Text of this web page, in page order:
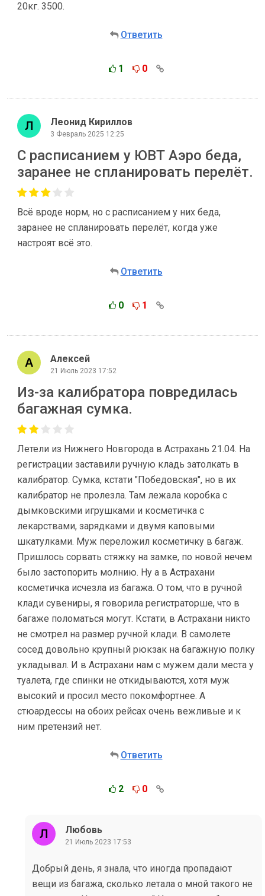
20кг. 3500.
Ответить
1 0
Леонид Кириллов
3 Февраль 2025 12:25
C расписанием у ЮВТ Аэро беда,
заранее не спланировать перелёт.
Всё вроде норм, но с расписанием у них беда,
заранее не спланировать перелёт, когда уже
настроят всё это.
Ответить
0 1
Алексей
21 Июль 2023 17:52
Из-за калибратора повредилась
багажная сумка.
Летели из Нижнего Новгорода в Астрахань 21.04. На
регистрации заставили ручную кладь затолкать в
калибратор. Сумка, кстати "Победовская", но в их
калибратор не пролезла. Там лежала коробка с
дымковскими игрушками и косметичка с
лекарствами, зарядками и двумя каповыми
шкатулками. Муж переложил косметичку в багаж.
Пришлось сорвать стяжку на замке, по новой нечем
было застопорить молнию. Ну а в Астрахани
косметичка исчезла из багажа. О том, что в ручной
клади сувениры, я говорила регистраторше, что в
багаже поломаться могут. Кстати, в Астрахани никто
не смотрел на размер ручной клади. В самолете
сосед довольно крупный рюкзак на багажную полку
укладывал. И в Астрахани нам с мужем дали места у
туалета, где спинки не откидываются, хотя муж
высокий и просил место покомфортнее. А
стюардессы на обоих рейсах очень вежливые и к
ним претензий нет.
Ответить
2 0
Любовь
21 Июль 2023 17:53
Добрый день, я знала, что иногда пропадают
вещи из багажа, сколько летала о мной такого не